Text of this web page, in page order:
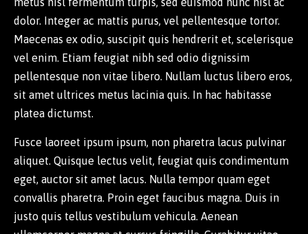
dolor. Integer ac mattis purus, vel pellentesque tortor.
Maecenas ex odio, suscipit quis hendrerit et, scelerisque
vel enim. Etiam feugiat nibh sed odio dignissim
pellentesque non vitae libero. Nullam luctus libero eros,
sit amet ultrices metus lacinia quis. In hac habitasse
platea dictumst.
Fusce laoreet ipsum ipsum, non pharetra lacus pulvinar
aliquet. Quisque lectus velit, feugiat quis condimentum
eget, auctor sit amet lacus. Nulla tempor quam eget
convallis pharetra. Proin eget faucibus magna. Duis in
justo quis tellus vestibulum vehicula. Aenean